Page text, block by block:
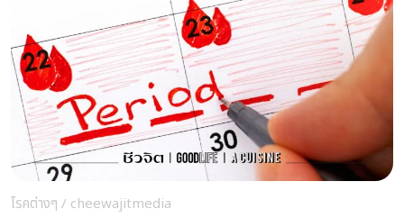
โรคต่างๆ / cheewajitmedia